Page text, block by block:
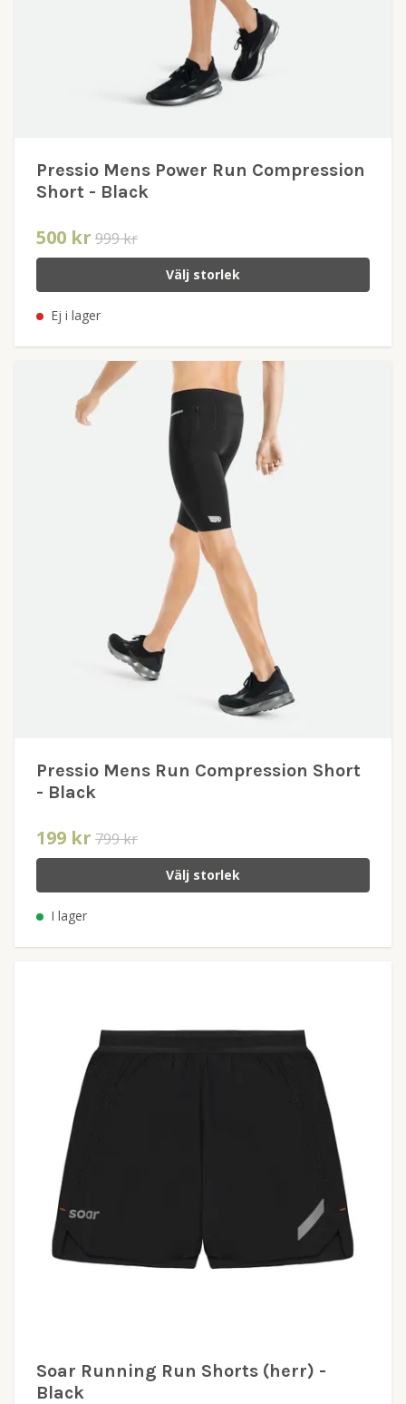
Pressio Mens Power Run Compression
Short - Black
500 kr 999 kr
Välj storlek
Ej i lager
Pressio Mens Run Compression Short
- Black
199 kr 799 kr
Välj storlek
I lager
Soar Running Run Shorts (herr) -
Black